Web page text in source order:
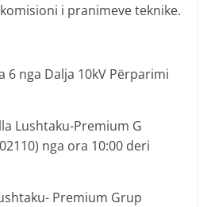
i pranimeve teknike.
6 nga Dalja 10kV Përparimi
Lushtaku-Premium G
nga ora 10:00 deri
Premium Grup